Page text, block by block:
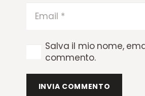
Salva il mio nome,
commento.
INVIA COMMENTO